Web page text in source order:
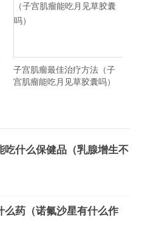
子宫肌瘤最佳治疗方法（子
宫肌瘤能吃月见草胶囊吗）
吃什么保健品（乳腺增生不
么药（诺氟沙星有什么作